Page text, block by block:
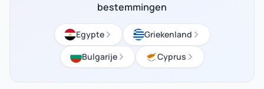
bestemmingen
Egypte
Griekenland
Bulgarije
Cyprus